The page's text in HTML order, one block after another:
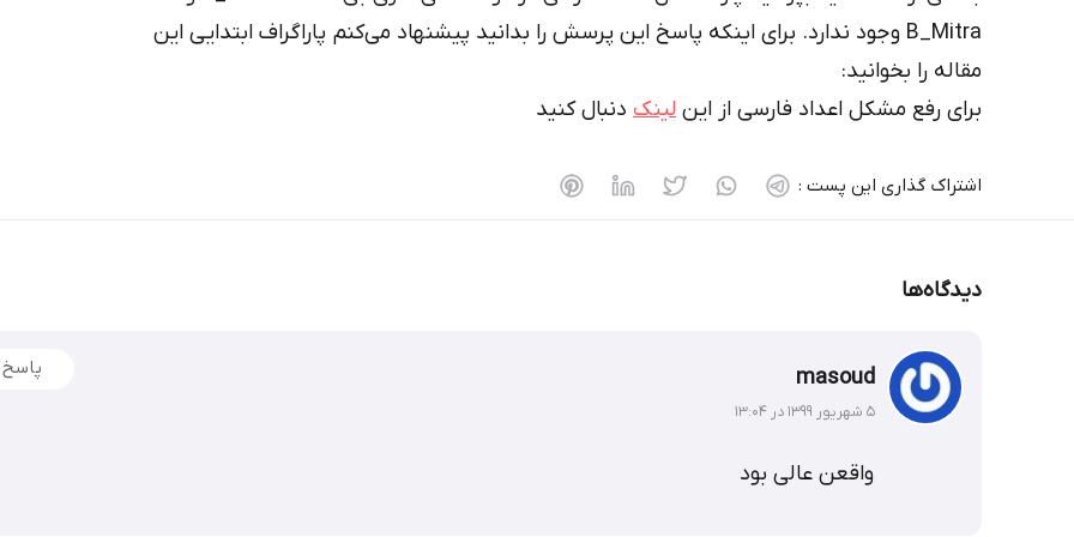
B_Mitra وجود ندارد. برای اینکه پاسخ این پرسش را بدانید پیشنهاد می‌کنم پاراگراف ابتدایی این
مقاله را بخوانید:
برای رفع مشکل اعداد فارسی از این لینک دنبال کنید
اشتراک گذاری این پست :
دیدگاه‌ها
masoud
۵ شهریور ۱۳۹۹ در ۱۳:۰۴
پاسخ
واقعن عالی بود